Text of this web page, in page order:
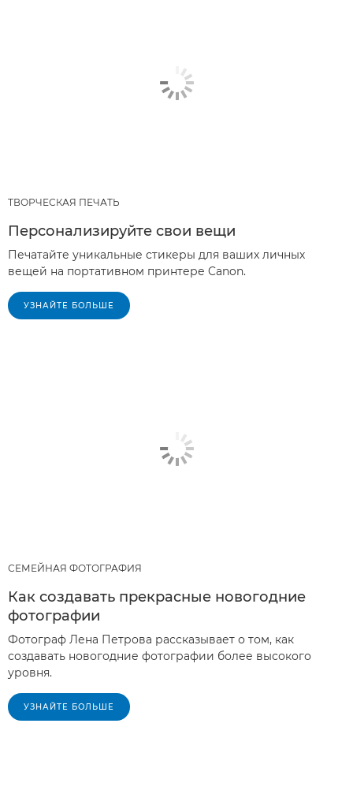
ТВОРЧЕСКАЯ ПЕЧАТЬ
Персонализируйте свои вещи
Печатайте уникальные стикеры для ваших личных
вещей на портативном принтере Canon.
УЗНАЙТЕ БОЛЬШЕ
СЕМЕЙНАЯ ФОТОГРАФИЯ
Как создавать прекрасные новогодние
фотографии
Фотограф Лена Петрова рассказывает о том, как
создавать новогодние фотографии более высокого
уровня.
УЗНАЙТЕ БОЛЬШЕ